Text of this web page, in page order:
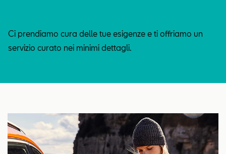
Ci prendiamo cura delle tue esigenze e ti offriamo un
servizio curato nei minimi dettagli.